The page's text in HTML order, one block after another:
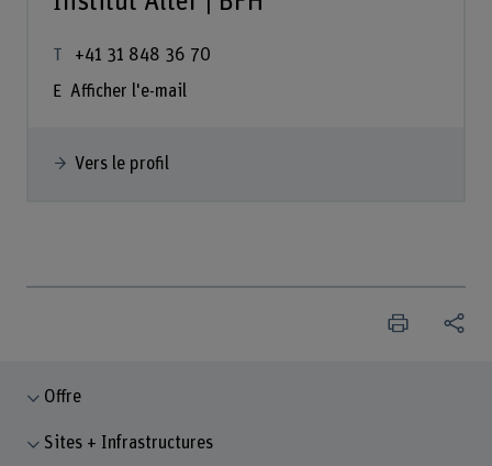
+41 31 848 36 70
Afficher l'e-mail
Vers le profil
Offre
Sites + Infrastructures